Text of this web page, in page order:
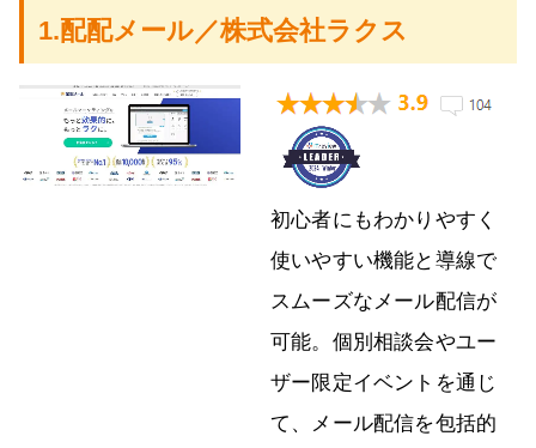
1.配配メール／株式会社ラクス
初心者にもわかりやすく
使いやすい機能と導線で
スムーズなメール配信が
可能。個別相談会やユー
ザー限定イベントを通じ
て、メール配信を包括的